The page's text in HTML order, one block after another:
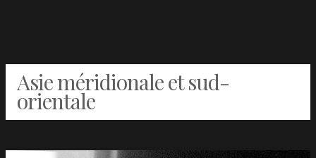
Asie méridionale et sud-
orientale